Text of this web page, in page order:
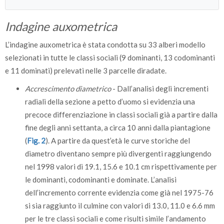
Errore standard 178
Indagine auxometrica
L’indagine auxometrica è stata condotta su 33 alberi modello
selezionati in tutte le classi sociali (9 dominanti, 13 codominanti
e 11 dominati) prelevati nelle 3 parcelle diradate.
Accrescimento diametrico- Dall’analisi degli incrementi
radiali della sezione a petto d’uomo si evidenzia una
precoce differenziazione in classi sociali già a partire dalla
fine degli anni settanta, a circa 10 anni dalla piantagione
(Fig. 2). A partire da quest’età le curve storiche del
diametro diventano sempre più divergenti raggiungendo
nel 1998 valori di 19.1, 15.6 e 10.1 cm rispettivamente per
le dominanti, codominanti e dominate. L’analisi
dell’incremento corrente evidenzia come già nel 1975-76
si sia raggiunto il culmine con valori di 13.0, 11.0 e 6.6 mm
per le tre classi sociali e come risulti simile l’andamento